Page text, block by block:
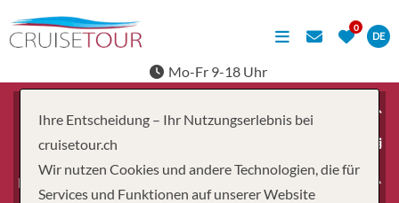
DE
Mo-Fr 9-18 Uhr
Erwachsene
Ihre Entscheidung – Ihr Nutzungserlebnis bei
cruisetour.ch
Wir nutzen Cookies und andere Technologien, die für
Services und Funktionen auf unserer Website